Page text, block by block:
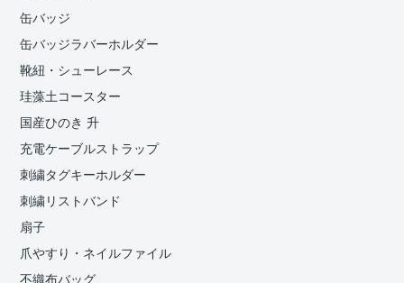
缶バッジ
缶バッジラバーホルダー
靴紐・シューレース
珪藻土コースター
国産ひのき 升
充電ケーブルストラップ
刺繍タグキーホルダー
刺繍リストバンド
扇子
爪やすり・ネイルファイル
不織布バッグ